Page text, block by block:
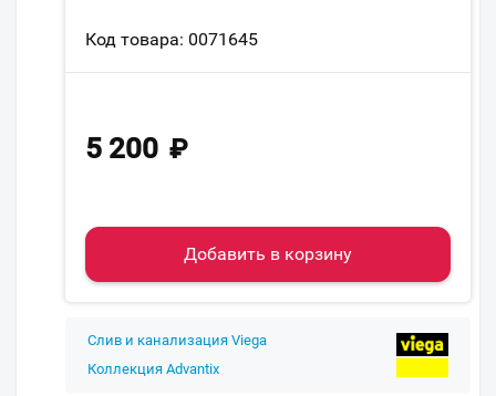
Код товара: 0071645
5 200 ₽
Добавить в корзину
Слив и канализация Viega
Коллекция Advantix